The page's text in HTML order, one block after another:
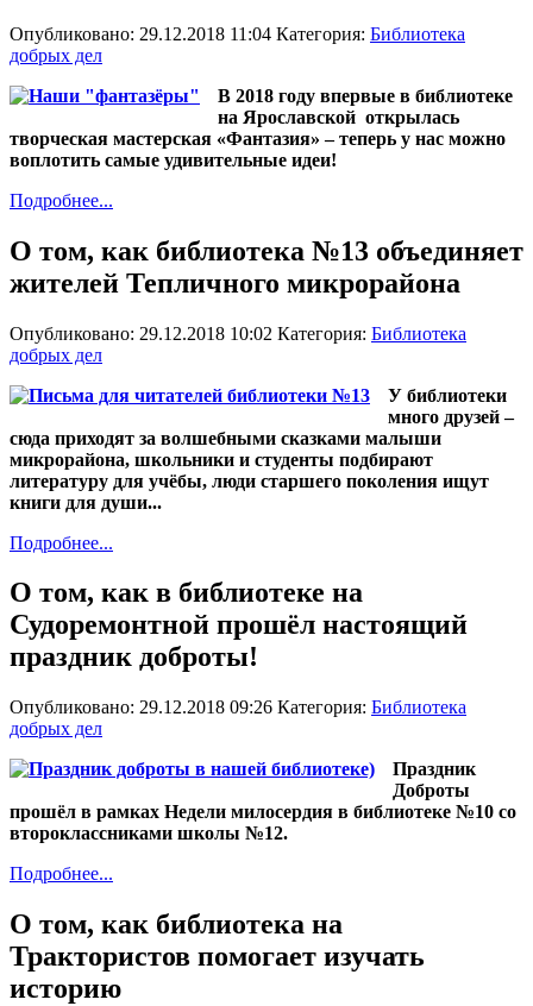
Опубликовано: 29.12.2018 11:04 Категория: Библиотека
добрых дел
В 2018 году впервые в библиотеке
на Ярославской открылась
творческая мастерская «Фантазия» – теперь у нас можно
воплотить самые удивительные идеи!
Подробнее...
О том, как библиотека №13 объединяет
жителей Тепличного микрорайона
Опубликовано: 29.12.2018 10:02 Категория: Библиотека
добрых дел
У библиотеки
много друзей –
сюда приходят за волшебными сказками малыши
микрорайона, школьники и студенты подбирают
литературу для учёбы, люди старшего поколения ищут
книги для души...
Подробнее...
О том, как в библиотеке на
Судоремонтной прошёл настоящий
праздник доброты!
Опубликовано: 29.12.2018 09:26 Категория: Библиотека
добрых дел
Праздник
Доброты
прошёл в рамках Недели милосердия в библиотеке №10 со
второклассниками школы №12.
Подробнее...
О том, как библиотека на
Трактористов помогает изучать
историю